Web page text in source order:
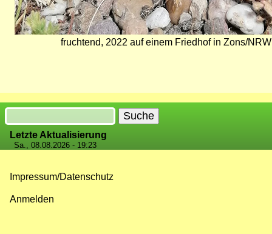
fruchtend, 2022 auf einem Friedhof in Zons/
Suche
Letzte Aktualisierung
Sa., 08.08.2026 - 19:23
Impressum/Datenschutz
Anmelden